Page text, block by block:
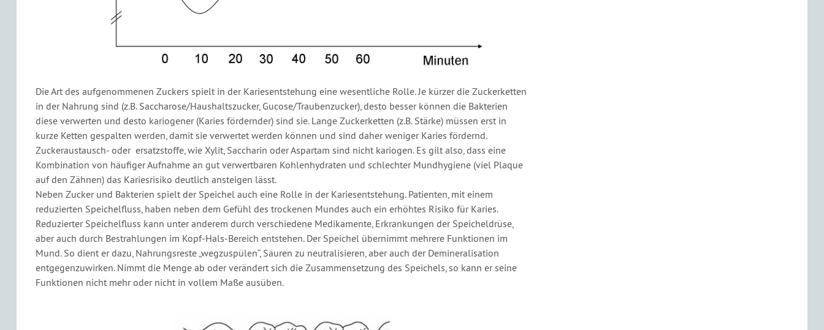
Die Art des aufgenommenen Zuckers spielt in der Kariesentstehung eine wesentliche Rolle. Je kürzer die Zuckerketten
in der Nahrung sind (z.B. Saccharose/Haushaltszucker, Gucose/Traubenzucker), desto besser können die Bakterien
diese verwerten und desto kariogener (Karies fördernder) sind sie. Lange Zuckerketten (z.B. Stärke) müssen erst in
kurze Ketten gespalten werden, damit sie verwertet werden können und sind daher weniger Karies fördernd.
Zuckeraustausch- oder ersatzstoffe, wie Xylit, Saccharin oder Aspartam sind nicht kariogen. Es gilt also, dass eine
Kombination von häufiger Aufnahme an gut verwertbaren Kohlenhydraten und schlechter Mundhygiene (viel Plaque
auf den Zähnen) das Kariesrisiko deutlich ansteigen lässt.
Neben Zucker und Bakterien spielt der Speichel auch eine Rolle in der Kariesentstehung. Patienten, mit einem
reduzierten Speichelfluss, haben neben dem Gefühl des trockenen Mundes auch ein erhöhtes Risiko für Karies.
Reduzierter Speichelfluss kann unter anderem durch verschiedene Medikamente, Erkrankungen der Speicheldrüse,
aber auch durch Bestrahlungen im Kopf-Hals-Bereich entstehen. Der Speichel übernimmt mehrere Funktionen im
Mund. So dient er dazu, Nahrungsreste „wegzuspülen“, Säuren zu neutralisieren, aber auch der Demineralisation
entgegenzuwirken. Nimmt die Menge ab oder verändert sich die Zusammensetzung des Speichels, so kann er seine
Funktionen nicht mehr oder nicht in vollem Maße ausüben.